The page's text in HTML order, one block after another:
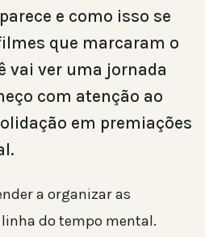
e como isso se
que marcaram o
vai ver uma jornada
com atenção ao
em premiações
a organizar as
do tempo mental.